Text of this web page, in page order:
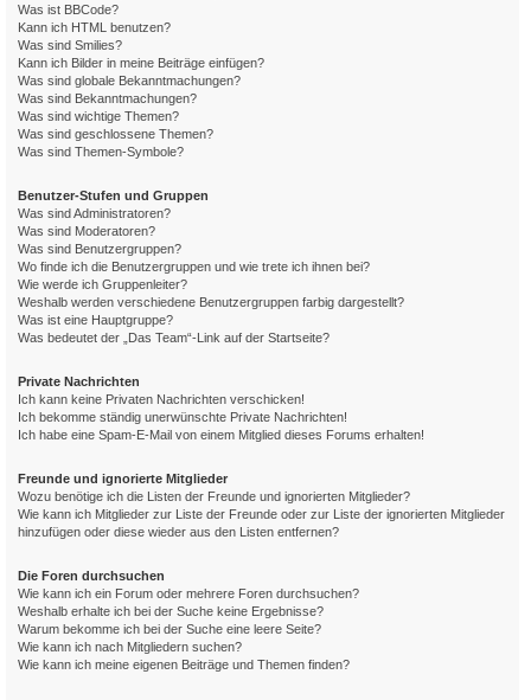
Was ist BBCode?
Kann ich HTML benutzen?
Was sind Smilies?
Kann ich Bilder in meine Beiträge einfügen?
Was sind globale Bekanntmachungen?
Was sind Bekanntmachungen?
Was sind wichtige Themen?
Was sind geschlossene Themen?
Was sind Themen-Symbole?
Benutzer-Stufen und Gruppen
Was sind Administratoren?
Was sind Moderatoren?
Was sind Benutzergruppen?
Wo finde ich die Benutzergruppen und wie trete ich ihnen bei?
Wie werde ich Gruppenleiter?
Weshalb werden verschiedene Benutzergruppen farbig dargestellt?
Was ist eine Hauptgruppe?
Was bedeutet der „Das Team“-Link auf der Startseite?
Private Nachrichten
Ich kann keine Privaten Nachrichten verschicken!
Ich bekomme ständig unerwünschte Private Nachrichten!
Ich habe eine Spam-E-Mail von einem Mitglied dieses Forums erhalten!
Freunde und ignorierte Mitglieder
Wozu benötige ich die Listen der Freunde und ignorierten Mitglieder?
Wie kann ich Mitglieder zur Liste der Freunde oder zur Liste der ignorierten Mitglieder
hinzufügen oder diese wieder aus den Listen entfernen?
Die Foren durchsuchen
Wie kann ich ein Forum oder mehrere Foren durchsuchen?
Weshalb erhalte ich bei der Suche keine Ergebnisse?
Warum bekomme ich bei der Suche eine leere Seite?
Wie kann ich nach Mitgliedern suchen?
Wie kann ich meine eigenen Beiträge und Themen finden?